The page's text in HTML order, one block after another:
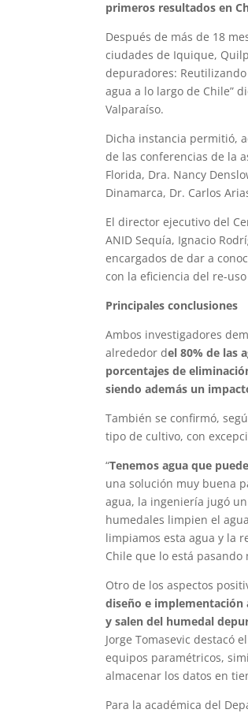
primeros resultados en
Después de más de 18
ciudades de Iquique,
depuradores:
agua a lo largo de Chile”
Valparaíso.
Dicha instancia permitió,
de las conferencias de la
Florida, Dra. Nancy
Dinamarca, Dr. Carlos
El director ejecutivo del
ANID Sequía, Ignacio
encargados de dar a
con la eficiencia del re-
Principales conclusiones
Ambos investigadores
alrededor del 80% de las
porcentajes de
siendo además un
También se confirmó,
tipo de cultivo, con
“Tenemos agua que
una solución muy buena
agua, la ingeniería jugó
humedales limpien el
limpiamos esta agua y la
Chile que lo está pasando
Otro de los aspectos
diseño e implementación
y salen del humedal
Jorge Tomasevic destacó
equipos paramétricos,
almacenar los datos en
Para la académica del